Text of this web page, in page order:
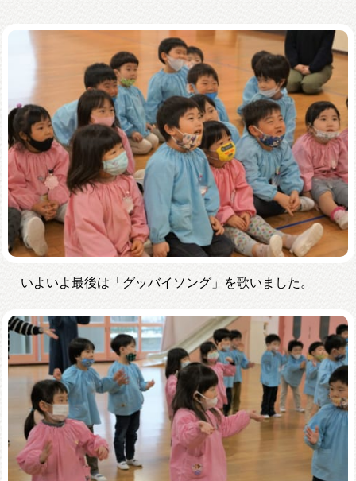
いよいよ最後は「グッバイソング」を歌いました。